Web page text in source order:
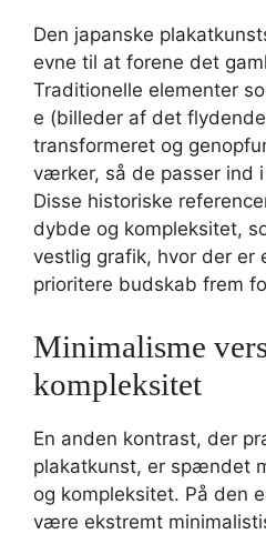
Den japanske
evne til at forene det
Traditionelle elementer
e (billeder af det
transformeret og
værker, så de passer ind
Disse historiske
dybde og kompleksitet,
vestlig grafik, hvor der er
prioritere budskab frem
Minimalisme
kompleksitet
En anden kontrast, der
plakatkunst, er spændet
og kompleksitet. På den
være ekstremt